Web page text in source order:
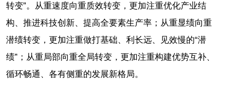
转变”。从重速度向重质效转变，更加注重优化产业结
构、推进科技创新、提高全要素生产率；从重显绩向重
潜绩转变，更加注重做打基础、利长远、见效慢的“潜
绩”；从重局部向重全局转变，更加注重构建优势互补、
循环畅通、各有侧重的发展新格局。